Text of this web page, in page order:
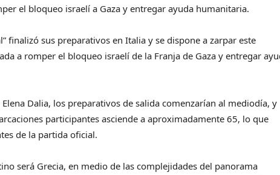
el bloqueo israelí a Gaza y entregar ayuda humanitaria.
finalizó sus preparativos en Italia y se dispone a zarpar este
a romper el bloqueo israelí de la Franja de Gaza y entregar
Dalia, los preparativos de salida comenzarían al mediodía, y
participantes asciende a aproximadamente 65, lo que
de la partida oficial.
será Grecia, en medio de las complejidades del panorama